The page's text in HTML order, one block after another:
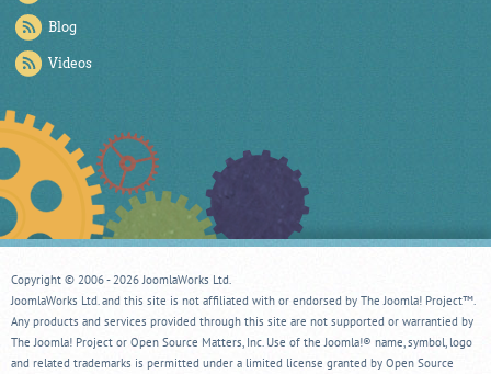
Blog
Videos
Copyright © 2006 - 2026 JoomlaWorks Ltd.
JoomlaWorks Ltd. and this site is not affiliated with or endorsed by The Joomla! Project™.
Any products and services provided through this site are not supported or warrantied by
The Joomla! Project or Open Source Matters, Inc. Use of the Joomla!® name, symbol, logo
and related trademarks is permitted under a limited license granted by Open Source